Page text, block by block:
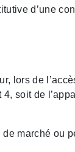
d’une
lors de
soit de
marché ou